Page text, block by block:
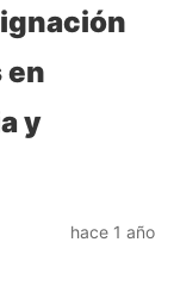
en
y
hace 1 año